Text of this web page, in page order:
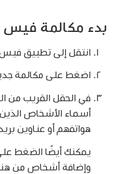
بدء مكالمة فيس
انتقل إلى تطبيق
اضغط على مكالمة
في الحقل القريب من
أسماء الأشخاص الذين
هواتفهم أو عناوين
يمكنك أيضًا الضغط
وإضافة أشخاص من